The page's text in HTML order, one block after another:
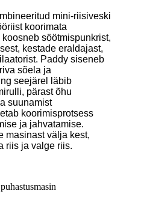
mini-riisiveski
koorimata
söötmispunkrist,
kestade eraldajast,
Paddy siseneb
sõela ja
seejärel läbib
pärast õhu
suunamist
koorimisprotsess
ja jahvatamise.
masinast välja kest,
riis ja valge riis.